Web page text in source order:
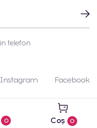
0 Coș 0
telefon
Instagram Facebook